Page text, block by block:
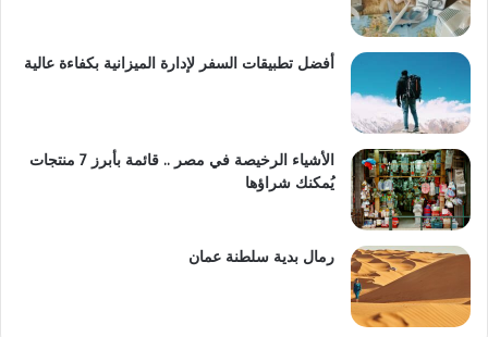
أفضل تطبيقات السفر لإدارة الميزانية بكفاءة عالية
الأشياء الرخيصة في مصر .. قائمة بأبرز 7 منتجات
يُمكنك شراؤها
رمال بدية سلطنة عمان